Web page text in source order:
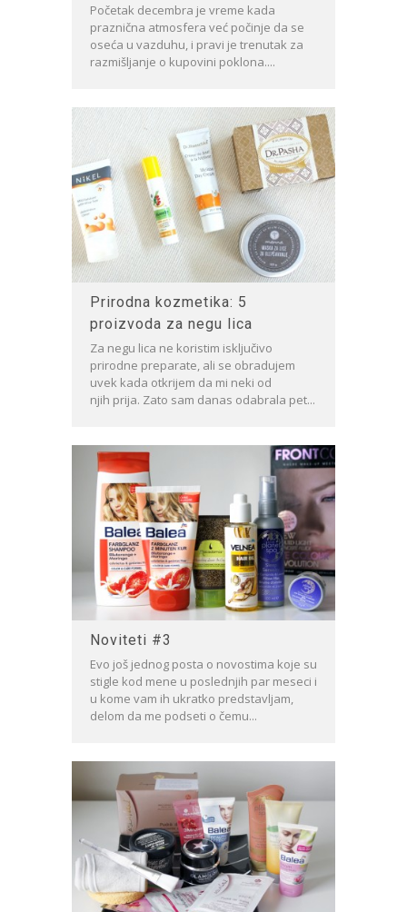
Početak decembra je vreme kada
praznična atmosfera već počinje da se
oseća u vazduhu, i pravi je trenutak za
razmišljanje o kupovini poklona....
Prirodna kozmetika: 5
proizvoda za negu lica
Za negu lica ne koristim isključivo
prirodne preparate, ali se obradujem
uvek kada otkrijem da mi neki od
njih prija. Zato sam danas odabrala pet...
Noviteti #3
Evo još jednog posta o novostima koje su
stigle kod mene u poslednjih par meseci i
u kome vam ih ukratko predstavljam,
delom da me podseti o čemu...